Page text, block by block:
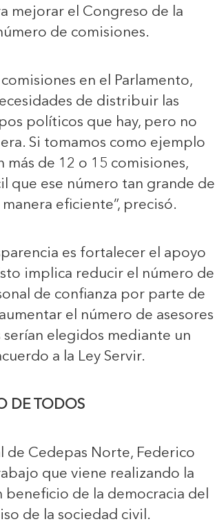
mejorar el Congreso de la
de comisiones.
en el Parlamento,
de distribuir las
políticos que hay, pero no
Si tomamos como ejemplo
más de 12 o 15 comisiones,
que ese número tan grande de
eficiente”, precisó.
es fortalecer el apoyo
implica reducir el número de
de confianza por parte de
el número de asesores
elegidos mediante un
a la Ley Servir.
DE TODOS
de Cedepas Norte, Federico
que viene realizando la
de la democracia del
de la sociedad civil.